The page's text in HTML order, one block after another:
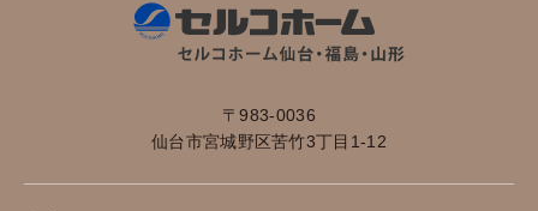
〒983-0036
仙台市宮城野区苦竹3丁目1-12